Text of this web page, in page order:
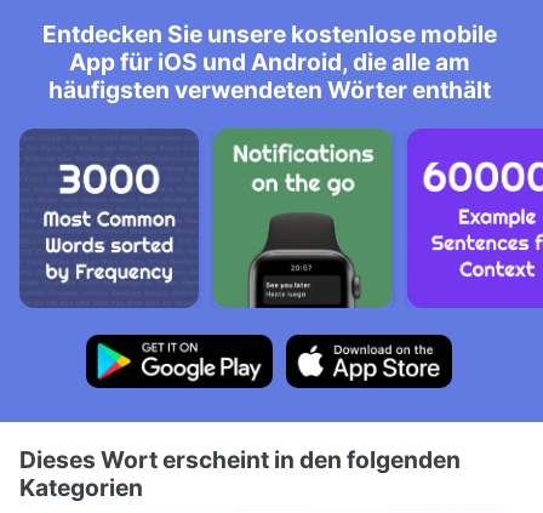
Entdecken Sie unsere kostenlose mobile
App für iOS und Android, die alle am
häufigsten verwendeten Wörter enthält
Dieses Wort erscheint in den folgenden
Kategorien